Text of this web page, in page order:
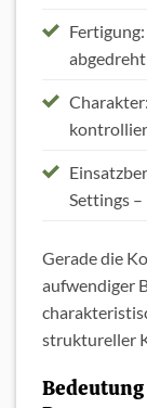
abgedreht
Settings
Gerade die
aufwendiger
struktureller